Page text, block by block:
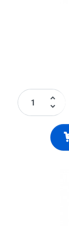
keyboard_arrow_up
keyboard_arrow_down